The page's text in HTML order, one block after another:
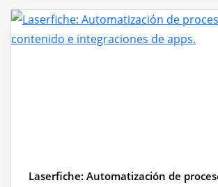
Laserfiche: Automatización de